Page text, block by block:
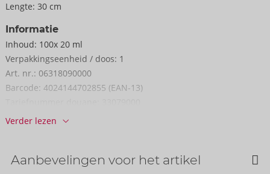
Lengte: 30 cm
Informatie
Inhoud: 100x 20 ml
Verpakkings­eenheid / doos: 1
Art. nr.: 06318090000
Barcode: 4024144702855 (EAN-13)
Verder lezen
Aanbevelingen voor het artikel